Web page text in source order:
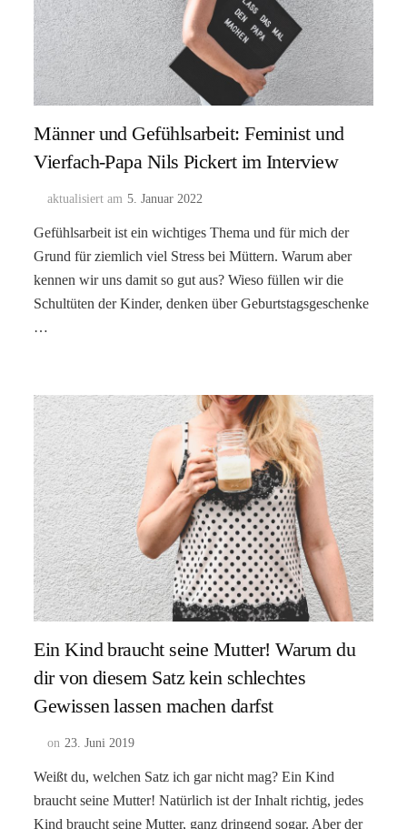
Männer und Gefühlsarbeit: Feminist und
Vierfach-Papa Nils Pickert im Interview
aktualisiert am 5. Januar 2022
Gefühlsarbeit ist ein wichtiges Thema und für mich der
Grund für ziemlich viel Stress bei Müttern. Warum aber
kennen wir uns damit so gut aus? Wieso füllen wir die
Schultüten der Kinder, denken über Geburtstagsgeschenke
…
Ein Kind braucht seine Mutter! Warum du
dir von diesem Satz kein schlechtes
Gewissen lassen machen darfst
on 23. Juni 2019
Weißt du, welchen Satz ich gar nicht mag? Ein Kind
braucht seine Mutter! Natürlich ist der Inhalt richtig, jedes
Kind braucht seine Mutter, ganz dringend sogar. Aber der